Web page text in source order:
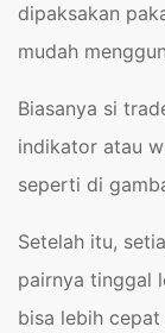
dipaksakan
mudah
Biasanya si
indikator atau
seperti di
Setelah itu,
pairnya tinggal
bisa lebih